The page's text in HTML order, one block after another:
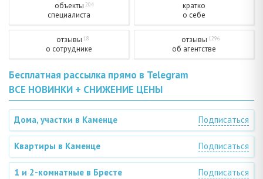
объекты 204
специалиста
кратко
о себе
отзывы 18
о сотруднике
отзывы 1296
об агентстве
Бесплатная рассылка прямо в Telegram
ВСЕ НОВИНКИ + СНИЖЕНИЕ ЦЕНЫ
Дома, участки в Каменце Подписаться
Квартиры в Каменце Подписаться
1 и 2-комнатные в Бресте Подписаться